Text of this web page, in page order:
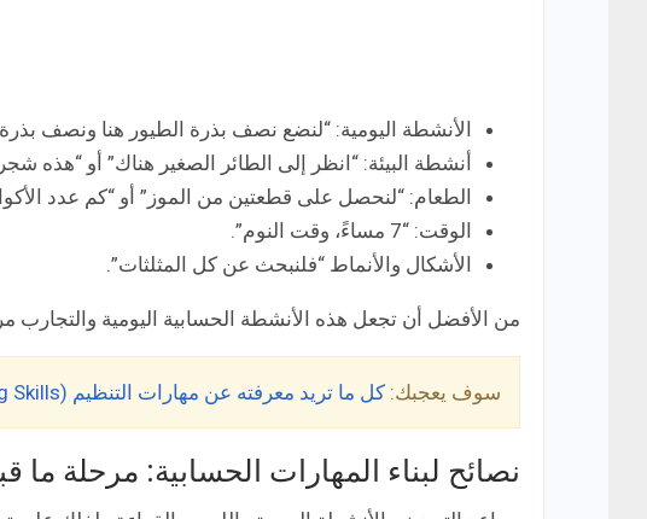
الأنشطة اليومية: “لنضع نصف بذرة الطيور هنا ونصف
أنشطة البيئة: “انظر إلى الطائر الصغير هناك” أو “هذه
الطعام: “لنحصل على قطعتين من الموز” أو “كم عدد
الوقت: “7 مساءً، وقت النوم”.
الأشكال والأنماط “فلنبحث عن كل المثلثات”.
من الأفضل أن تجعل هذه الأنشطة الحسابية اليومية
سوف يعجبك: كل ما تريد معرفته عن مهارات التنظيم (Organizing Skills)!
نصائح لبناء المهارات الحسابية: مرحلة ما